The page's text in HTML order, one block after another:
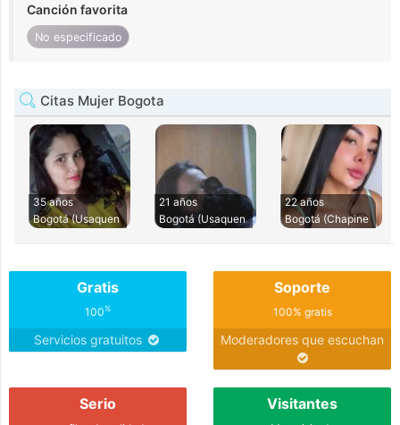
Canción favorita
No especificado
Citas Mujer Bogota
35 años
Bogotá (Usaquen
21 años
Bogotá (Usaquen
22 años
Bogotá (Chapine
Gratis
100%
Servicios gratuitos
Soporte
100% gratis
Moderadores que escuchan
Serio Visitantes